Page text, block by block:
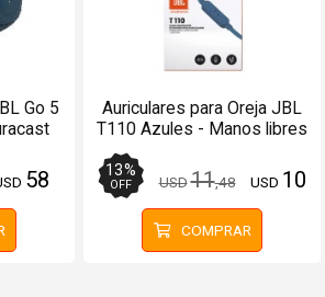
Go 5
58
Auriculares para Oreja JBL
T110 Azules - Manos libres
13%
OFF USD11,48 USD 10
COMPRAR